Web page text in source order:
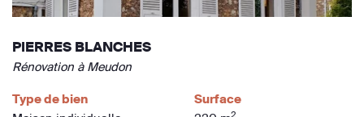
PIERRES BLANCHES
Rénovation à Meudon
Type de bien
Surface